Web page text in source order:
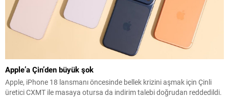
Apple’a Çin’den büyük şok
Apple, iPhone 18 lansmanı öncesinde bellek krizini aşmak için Çinli
üretici CXMT ile masaya otursa da indirim talebi doğrudan reddedildi.